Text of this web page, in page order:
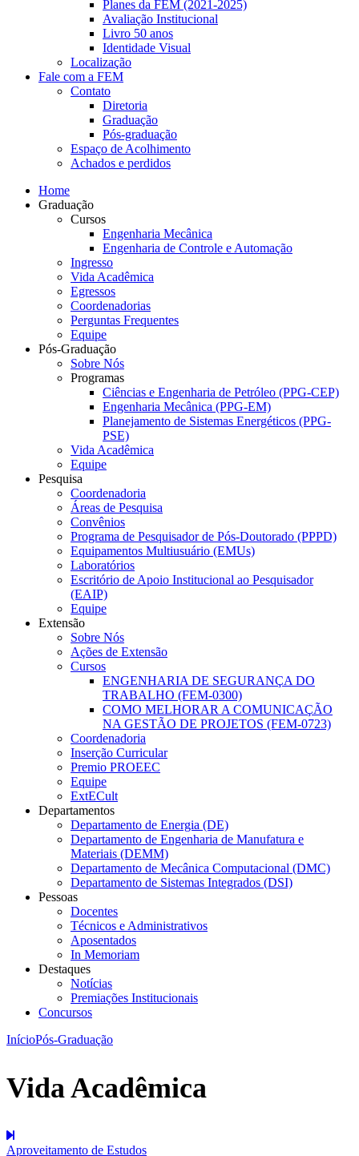
Planes da FEM (2021-2025)
Avaliação Institucional
Livro 50 anos
Identidade Visual
Localização
Fale com a FEM
Contato
Diretoria
Graduação
Pós-graduação
Espaço de Acolhimento
Achados e perdidos
Home
Graduação
Cursos
Engenharia Mecânica
Engenharia de Controle e Automação
Ingresso
Vida Acadêmica
Egressos
Coordenadorias
Perguntas Frequentes
Equipe
Pós-Graduação
Sobre Nós
Programas
Ciências e Engenharia de Petróleo (PPG-CEP)
Engenharia Mecânica (PPG-EM)
Planejamento de Sistemas Energéticos (PPG-
PSE)
Vida Acadêmica
Equipe
Pesquisa
Coordenadoria
Áreas de Pesquisa
Convênios
Programa de Pesquisador de Pós-Doutorado (PPPD)
Equipamentos Multiusuário (EMUs)
Laboratórios
Escritório de Apoio Institucional ao Pesquisador
(EAIP)
Equipe
Extensão
Sobre Nós
Ações de Extensão
Cursos
ENGENHARIA DE SEGURANÇA DO
TRABALHO (FEM-0300)
COMO MELHORAR A COMUNICAÇÃO
NA GESTÃO DE PROJETOS (FEM-0723)
Coordenadoria
Inserção Curricular
Premio PROEEC
Equipe
ExtECult
Departamentos
Departamento de Energia (DE)
Departamento de Engenharia de Manufatura e
Materiais (DEMM)
Departamento de Mecânica Computacional (DMC)
Departamento de Sistemas Integrados (DSI)
Pessoas
Docentes
Técnicos e Administrativos
Aposentados
In Memoriam
Destaques
Notícias
Premiações Institucionais
Concursos
InícioPós-Graduação
Vida Acadêmica
Aproveitamento de Estudos